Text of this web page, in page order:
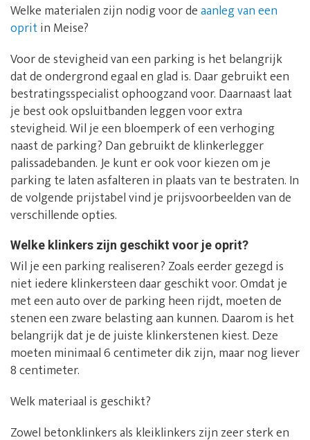
Welke materialen zijn nodig voor deaanleg van een
opritin Meise?
Voor de stevigheid van een parking is het belangrijk
dat de ondergrond egaal en glad is. Daar gebruikt een
bestratingsspecialist ophoogzand voor. Daarnaast laat
je best ook opsluitbanden leggen voor extra
stevigheid. Wil je een bloemperk of een verhoging
naast de parking? Dan gebruikt de klinkerlegger
palissadebanden. Je kunt er ook voor kiezen om je
parking te laten asfalteren in plaats van te bestraten. In
de volgende prijstabel vind je prijsvoorbeelden van de
verschillende opties.
Welke klinkers zijn geschikt voor je oprit?
Wil je een parking realiseren? Zoals eerder gezegd is
niet iedere klinkersteen daar geschikt voor. Omdat je
met een auto over de parking heen rijdt, moeten de
stenen een zware belasting aan kunnen. Daarom is het
belangrijk dat je de juiste klinkerstenen kiest. Deze
moeten minimaal 6 centimeter dik zijn, maar nog liever
8 centimeter.
Welk materiaal is geschikt?
Zowel betonklinkers als kleiklinkers zijn zeer sterk en